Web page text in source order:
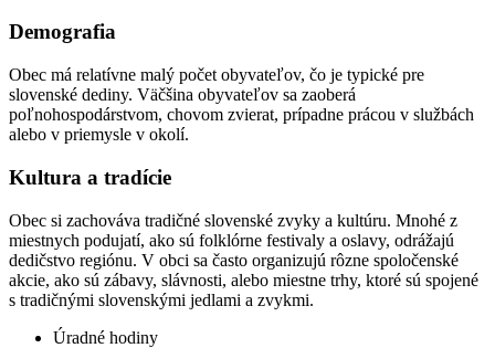
Demografia
Obec má relatívne malý počet obyvateľov, čo je typické pre
slovenské dediny. Väčšina obyvateľov sa zaoberá
poľnohospodárstvom, chovom zvierat, prípadne prácou v službách
alebo v priemysle v okolí.
Kultura a tradície
Obec si zachováva tradičné slovenské zvyky a kultúru. Mnohé z
miestnych podujatí, ako sú folklórne festivaly a oslavy, odrážajú
dedičstvo regiónu. V obci sa často organizujú rôzne spoločenské
akcie, ako sú zábavy, slávnosti, alebo miestne trhy, ktoré sú spojené
s tradičnými slovenskými jedlami a zvykmi.
Úradné hodiny